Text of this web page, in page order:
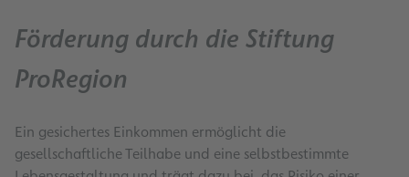
Förderung durch die Stiftung
ProRegion
Ein gesichertes Einkommen ermöglicht die
gesellschaftliche Teilhabe und eine selbstbestimmte